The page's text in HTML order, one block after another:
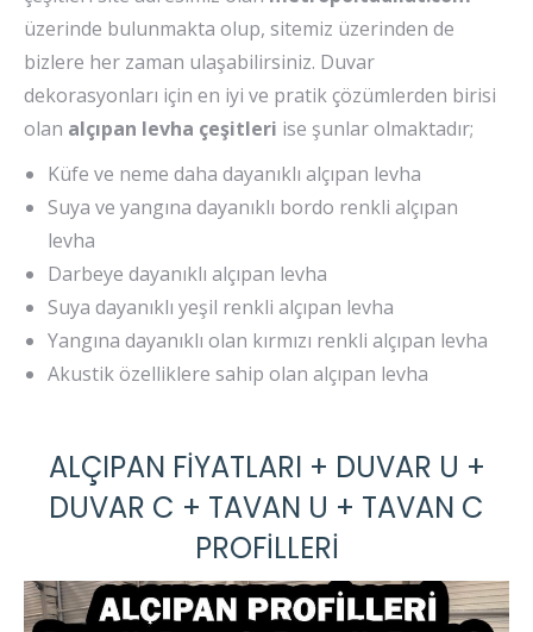
üzerinde bulunmakta olup, sitemiz üzerinden de
bizlere her zaman ulaşabilirsiniz. Duvar
dekorasyonları için en iyi ve pratik çözümlerden birisi
olan alçıpan levha çeşitleri ise şunlar olmaktadır;
Küfe ve neme daha dayanıklı alçıpan levha
Suya ve yangına dayanıklı bordo renkli alçıpan
levha
Darbeye dayanıklı alçıpan levha
Suya dayanıklı yeşil renkli alçıpan levha
Yangına dayanıklı olan kırmızı renkli alçıpan levha
Akustik özelliklere sahip olan alçıpan levha
ALÇIPAN FİYATLARI + DUVAR U +
DUVAR C + TAVAN U + TAVAN C
PROFİLLERİ